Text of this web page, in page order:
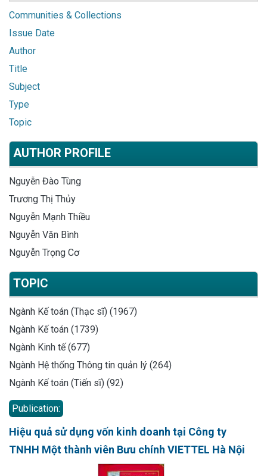
Communities & Collections
Issue Date
Author
Title
Subject
Type
Topic
AUTHOR PROFILE
Nguyễn Đào Tùng
Trương Thị Thủy
Nguyễn Mạnh Thiều
Nguyễn Văn Bình
Nguyễn Trọng Cơ
TOPIC
Ngành Kế toán (Thạc sĩ) (1967)
Ngành Kế toán (1739)
Ngành Kinh tế (677)
Ngành Hệ thống Thông tin quản lý (264)
Ngành Kế toán (Tiến sĩ) (92)
Publication:
Hiệu quả sử dụng vốn kinh doanh tại Công ty
TNHH Một thành viên Bưu chính VIETTEL Hà Nội